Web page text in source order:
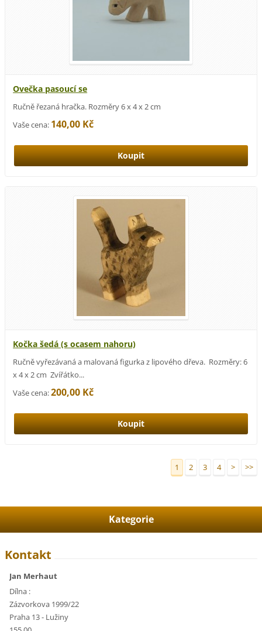
Ovečka pasoucí se
Ručně řezaná hračka. Rozměry 6 x 4 x 2 cm
Vaše cena: 140,00 Kč
Kočka šedá (s ocasem nahoru)
Ručně vyřezávaná a malovaná figurka z lipového dřeva. Rozměry: 6
x 4 x 2 cm Zvířátko...
Vaše cena:200,00 Kč
1 2 3 4 > >>
Kategorie
Kontakt
Jan Merhaut
Dílna :
Zázvorkova 1999/22
Praha 13 - Lužiny